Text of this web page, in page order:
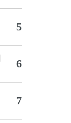
5
6
7